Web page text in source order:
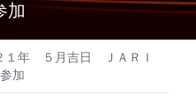
加
１年 ５月吉日 ＪＡＲＩ
加